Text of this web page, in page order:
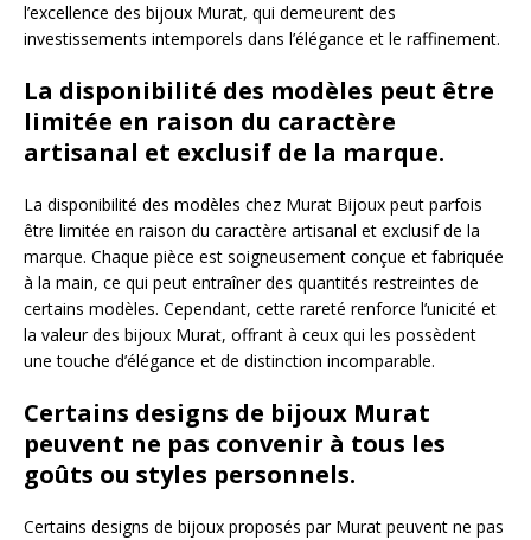
l’excellence des bijoux Murat, qui demeurent des
investissements intemporels dans l’élégance et le raffinement.
La disponibilité des modèles peut être
limitée en raison du caractère
artisanal et exclusif de la marque.
La disponibilité des modèles chez Murat Bijoux peut parfois
être limitée en raison du caractère artisanal et exclusif de la
marque. Chaque pièce est soigneusement conçue et fabriquée
à la main, ce qui peut entraîner des quantités restreintes de
certains modèles. Cependant, cette rareté renforce l’unicité et
la valeur des bijoux Murat, offrant à ceux qui les possèdent
une touche d’élégance et de distinction incomparable.
Certains designs de bijoux Murat
peuvent ne pas convenir à tous les
goûts ou styles personnels.
Certains designs de bijoux proposés par Murat peuvent ne pas